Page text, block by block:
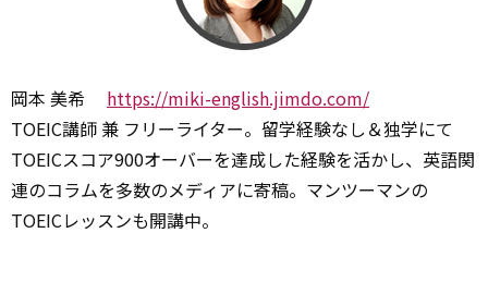
岡本 美希 https://miki-english.jimdo.com/
TOEIC講師 兼 フリーライター。留学経験なし＆独学にて
TOEICスコア900オーバーを達成した経験を活かし、英語関
連のコラムを多数のメディアに寄稿。マンツーマンの
TOEICレッスンも開講中。